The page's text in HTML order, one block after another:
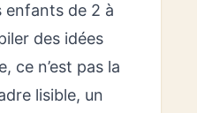
enfants de 2 à
des idées
ce n’est pas la
lisible, un